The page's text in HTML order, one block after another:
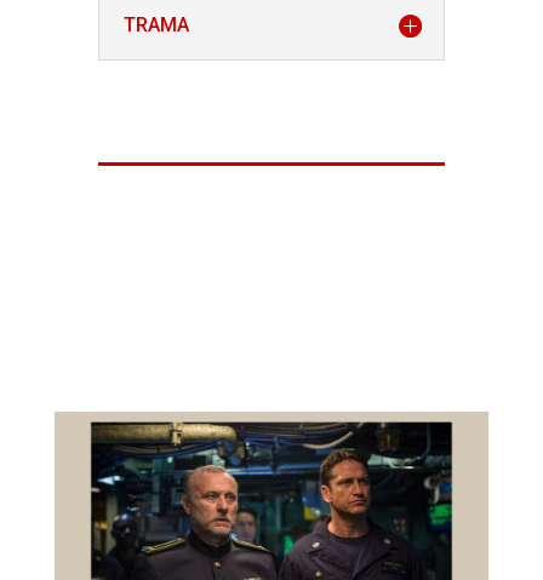
TRAMA